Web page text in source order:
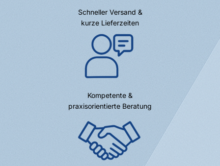
Schneller Versand &
kurze Lieferzeiten
Kompetente &
praxisorientierte Beratung